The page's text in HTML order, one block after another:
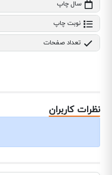
سال چاپ
نوبت چاپ
تعداد صفحات
نظرات کاربران